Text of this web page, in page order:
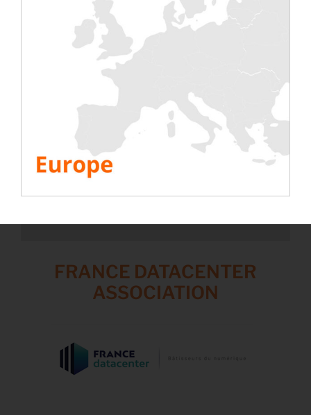
Software erzielen unsere Kunden eine
durchschnittliche Einsparung von 30 % an
Kühlenergie für Rechenzentren.
Website: https://www.ekkosense.com/
For privacy reasons YouTube needs your
permission to be loaded.
FRANCE DATACENTER
ASSOCIATION